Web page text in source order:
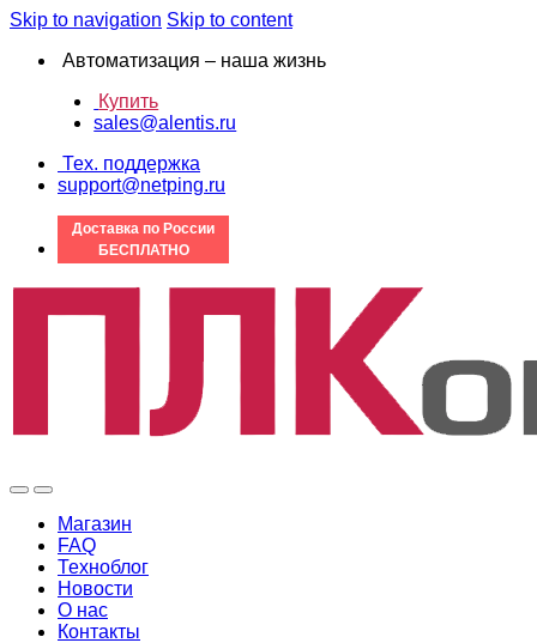
Skip to navigation Skip to content
Автоматизация – наша жизнь
Купить
sales@alentis.ru
Тех. поддержка
support@netping.ru
Доставка по России
БЕСПЛАТНО
Магазин
FAQ
Техноблог
Новости
О нас
Контакты